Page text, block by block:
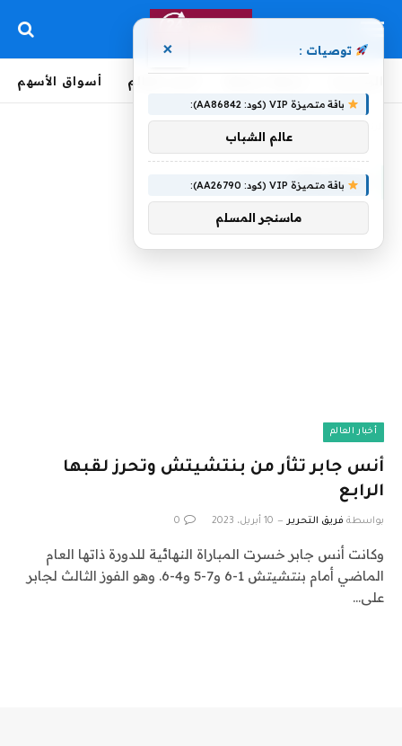
أخبار العالم أسواق الأسهم
بنتشيتش
أخبار العالم
أنس جابر تثأر من بنتشيتش وتحرز لقبها
الرابع
بواسطة فريق التحرير 10 أبريل، 2023 0
وكانت أنس جابر خسرت المباراة النهائية للدورة ذاتها العام
الماضي أمام بنتشيتش 1-6 و7-5 و4-6. وهو الفوز الثالث لجابر
على…
توصيات : ×
باقة متميزة VIP (كود: AA86842):
عالم الشباب
باقة متميزة VIP (كود: AA26790):
ماسنجر المسلم